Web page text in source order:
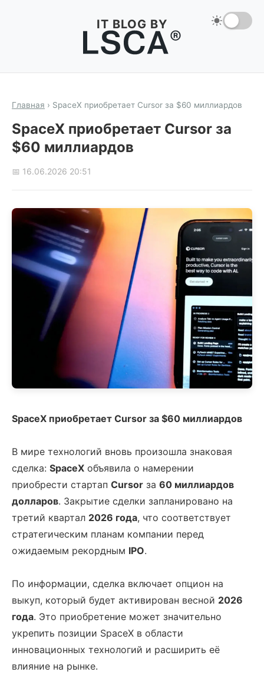
IT BLOG BY
Главная › SpaceX приобретает Cursor за $60 миллиардов
SpaceX приобретает Cursor за
$60 миллиардов
📅 16.06.2026 20:51
SpaceX приобретает Cursor за $60 миллиардов
В мире технологий вновь произошла знаковая
сделка: SpaceX объявила о намерении
приобрести стартап Cursor за 60 миллиардов
долларов. Закрытие сделки запланировано на
третий квартал 2026 года, что соответствует
стратегическим планам компании перед
ожидаемым рекордным IPO.
По информации, сделка включает опцион на
выкуп, который будет активирован весной 2026
года. Это приобретение может значительно
укрепить позиции SpaceX в области
инновационных технологий и расширить её
влияние на рынке.